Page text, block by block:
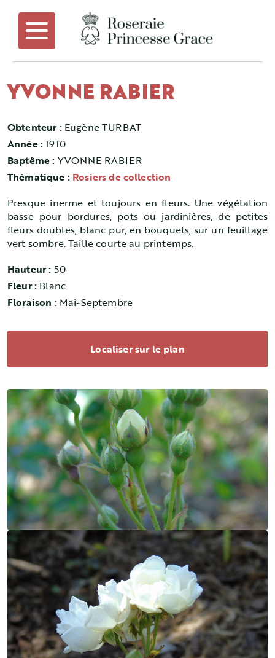
YVONNE RABIER
Obtenteur : Eugène TURBAT
Année :1910
Baptême : YVONNE RABIER
Thématique : Rosiers de collection
Presque inerme et toujours en fleurs. Une végétation
basse pour bordures, pots ou jardinières, de petites
fleurs doubles, blanc pur, en bouquets, sur un feuillage
vert sombre. Taille courte au printemps.
Hauteur : 50
Fleur : Blanc
Floraison : Mai-Septembre
Localiser sur le plan